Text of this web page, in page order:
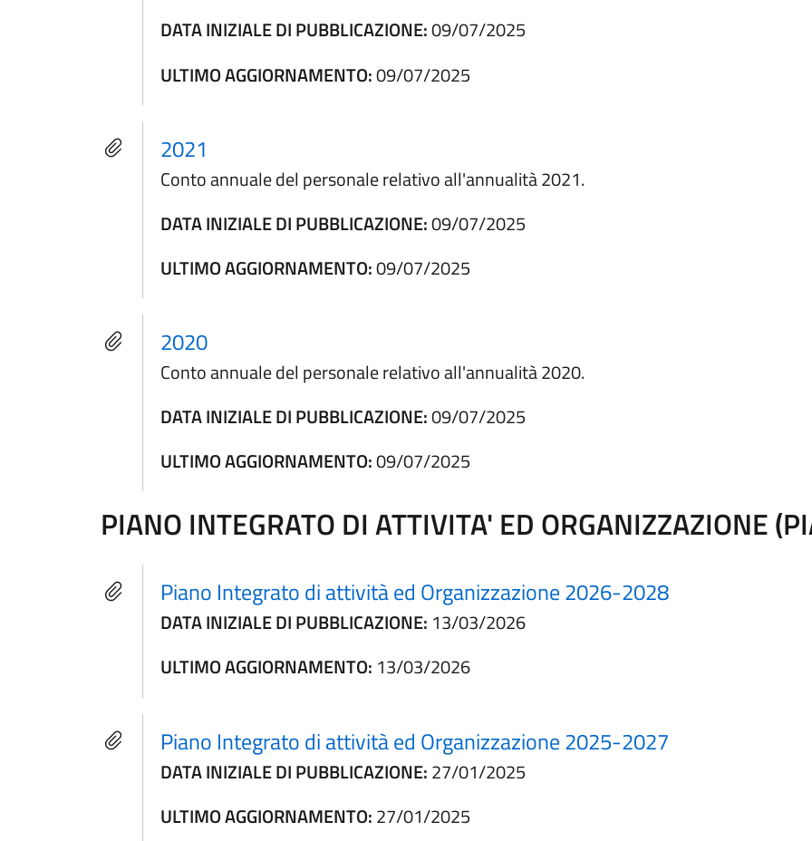
DATA INIZIALE DI PUBBLICAZIONE:09/07/2025
ULTIMO AGGIORNAMENTO:09/07/2025
2021
Conto annuale del personale relativo all'annualità 2021.
DATA INIZIALE DI PUBBLICAZIONE:09/07/2025
ULTIMO AGGIORNAMENTO:09/07/2025
2020
Conto annuale del personale relativo all'annualità 2020.
DATA INIZIALE DI PUBBLICAZIONE:09/07/2025
ULTIMO AGGIORNAMENTO:09/07/2025
PIANO INTEGRATO DI ATTIVITA' ED ORGANIZZAZIONE
Piano Integrato di attività ed Organizzazione 2026-2028
DATA INIZIALE DI PUBBLICAZIONE: 13/03/2026
ULTIMO AGGIORNAMENTO: 13/03/2026
Piano Integrato di attività ed Organizzazione 2025-2027
DATA INIZIALE DI PUBBLICAZIONE:27/01/2025
ULTIMO AGGIORNAMENTO:27/01/2025